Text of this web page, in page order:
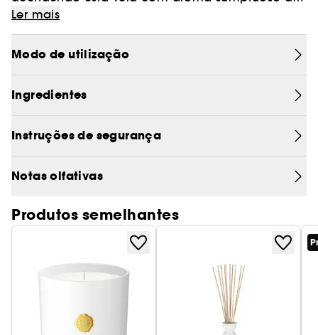
nossa Private Collection. À base da fragrância
floral e mística do âmbar. A sua fragrância
calmante pode ajudar a relaxar até 60 horas.
Ler mais
Modo de utilização
Ingredientes
Instruções de segurança
Notas olfativas
Produtos semelhantes